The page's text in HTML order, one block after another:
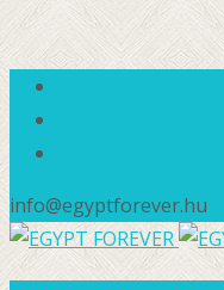
info@egyptforever.hu